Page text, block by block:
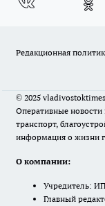
Редакционная
© 2025
Оперативные
транспорт,
информация о жизни
О компании:
Учредитель:
Главный